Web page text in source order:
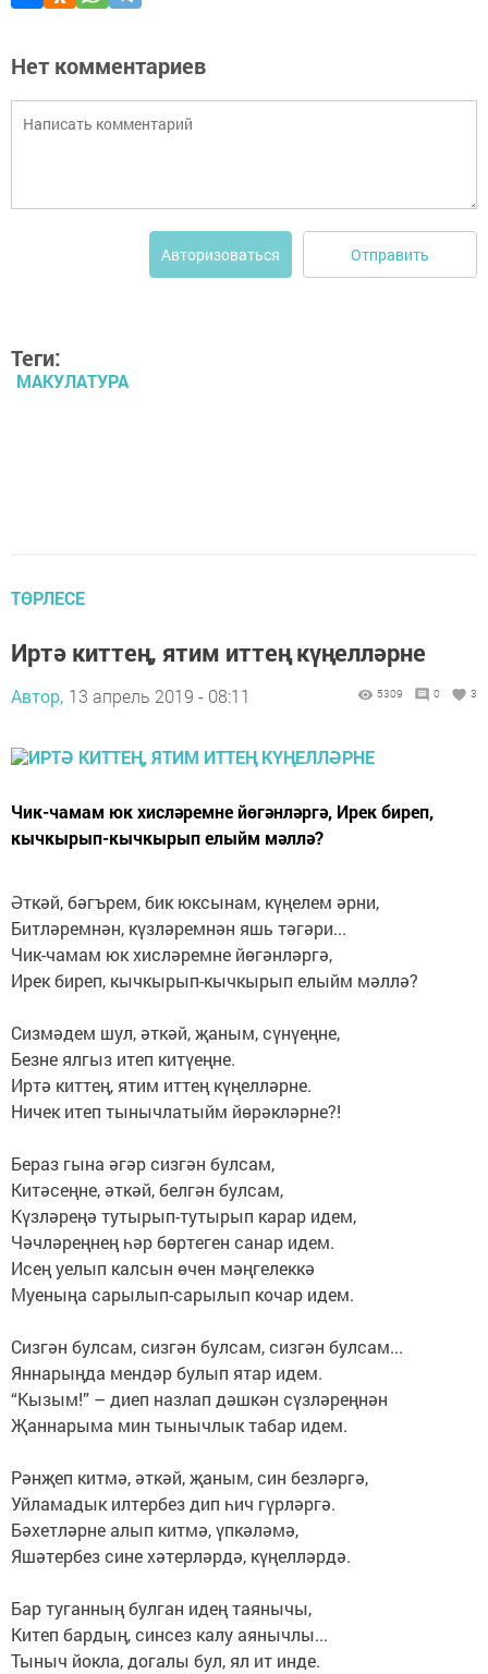
Нет комментариев
Авторизоваться Отправить
Теги:
МАКУЛАТУРА
ТӨРЛЕСЕ
Иртә киттең, ятим иттең күңелләрне
Автор, 13 апрель 2019 - 08:11 5309 0 3
Чик-чамам юк хисләремне йөгәнләргә, Ирек биреп,
кычкырып-кычкырып елыйм мәллә?
Әткәй, бәгърем, бик юксынам, күңелем әрни,
Битләремнән, күзләремнән яшь тәгәри...
Чик-чамам юк хисләремне йөгәнләргә,
Ирек биреп, кычкырып-кычкырып елыйм мәллә?
Сизмәдем шул, әткәй, җаным, сүнүеңне,
Безне ялгыз итеп китүеңне.
Иртә киттең, ятим иттең күңелләрне.
Ничек итеп тынычлатыйм йөрәкләрне?!
Бераз гына әгәр сизгән булсам,
Китәсеңне, әткәй, белгән булсам,
Күзләреңә тутырып-тутырып карар идем,
Чәчләреңнең һәр бөртеген санар идем.
Исең уелып калсын өчен мәңгелеккә
Муеныңа сарылып-сарылып кочар идем.
Сизгән булсам, сизгән булсам, сизгән булсам...
Яннарыңда мендәр булып ятар идем.
“Кызым!” – диеп назлап дәшкән сүзләреңнән
Җаннарыма мин тынычлык табар идем.
Рәнҗеп китмә, әткәй, җаным, син безләргә,
Уйламадык илтербез дип һич гүрләргә.
Бәхетләрне алып китмә, үпкәләмә,
Яшәтербез сине хәтерләрдә, күңелләрдә.
Бар туганның булган идең таянычы,
Китеп бардың, синсез калу аянычлы...
Тыныч йокла, догалы бул, ял ит инде.